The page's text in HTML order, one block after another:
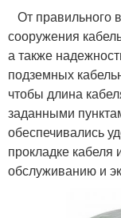
От правильного
сооружения
а также
подземных
чтобы длина
заданными
обеспечивались
прокладке
обслуживанию и